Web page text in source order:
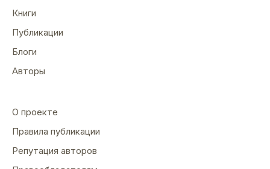
Книги
Публикации
Блоги
Авторы
О проекте
Правила публикации
Репутация авторов